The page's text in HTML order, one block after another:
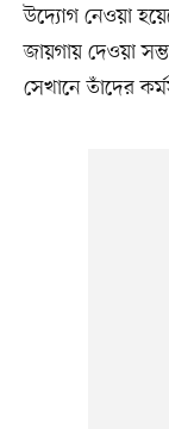
উদ্যোগ নেওয়া
জায়গায় দেওয়া
সেখানে তাঁদের